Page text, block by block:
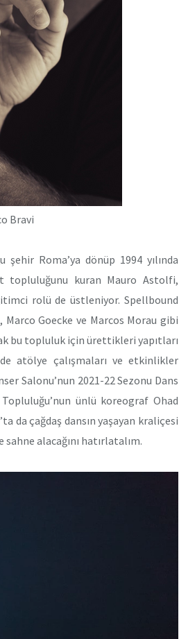
Bravi
şehir Roma’ya dönüp 1994 yılında
topluluğunu kuran Mauro Astolfi,
rolü de üstleniyor. Spellbound
Goecke ve Marcos Morau gibi
bu topluluk için ürettikleri yapıtları
atölye çalışmaları ve etkinlikler
Salonu’nun 2021-22 Sezonu Dans
ünlü koreograf Ohad
da çağdaş dansın yaşayan kraliçesi
sahne alacağını hatırlatalım.